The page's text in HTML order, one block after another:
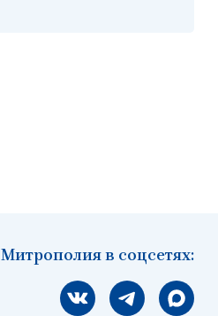
Митрополия в соцсетях:
Мы вконтакте
Мы в telegram
Мы в